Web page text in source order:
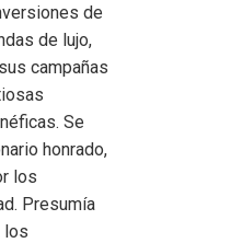
de
de lujo,
campañas
Se
honrado,
los
Presumía
los